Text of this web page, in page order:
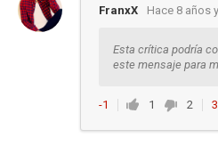
FranxX Hace 8 años
Esta crítica podría
este mensaje para
-1 1 2